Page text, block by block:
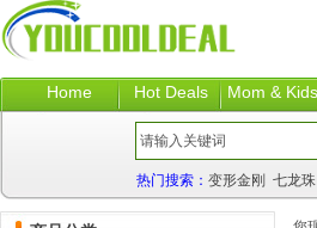
Home Hot Deals Mom & Kids
热门搜索： 变形金刚 七龙珠